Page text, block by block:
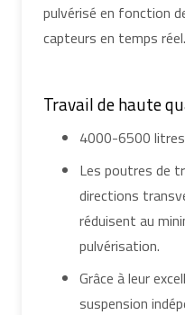
pulvérisé en fonction
capteurs en temps réel.
Travail de haute
4000-6500
Les poutres de
directions
réduisent au
pulvérisation.
Grâce à leur
suspension